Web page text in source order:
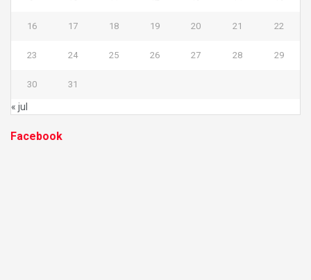
16 17 18 19 20 21 22
23 24 25 26 27 28 29
30 31
« jul
Facebook